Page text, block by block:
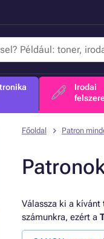
Irodai
Főoldal Patron
Válassza ki a
számunkra, ezért a